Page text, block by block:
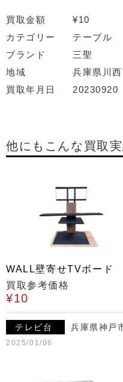
買取金額
¥10
カテゴリー
テーブル
ブランド
三聖
地域
兵庫県川
買取年月日
20230920
他にもこんな買取
WALL壁寄せTVボード
買取参考価格
¥10
テレビ台 兵庫県神戸
2025/01/06